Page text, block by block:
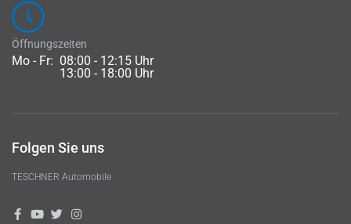
Öffnungszeiten
Mo - Fr: 08:00 - 12:15 Uhr
13:00 - 18:00 Uhr
Folgen Sie uns
TESCHNER Automobile